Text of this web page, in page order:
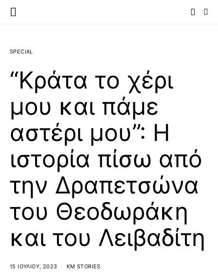
SPECIAL
“Κράτα το χέρι
μου και πάμε
αστέρι μου”: Η
ιστορία πίσω από
την Δραπετσώνα
του Θεοδωράκη
και του Λειβαδίτη
15 ΙΟΥΛΊΟΥ, 2023 KM STORIES